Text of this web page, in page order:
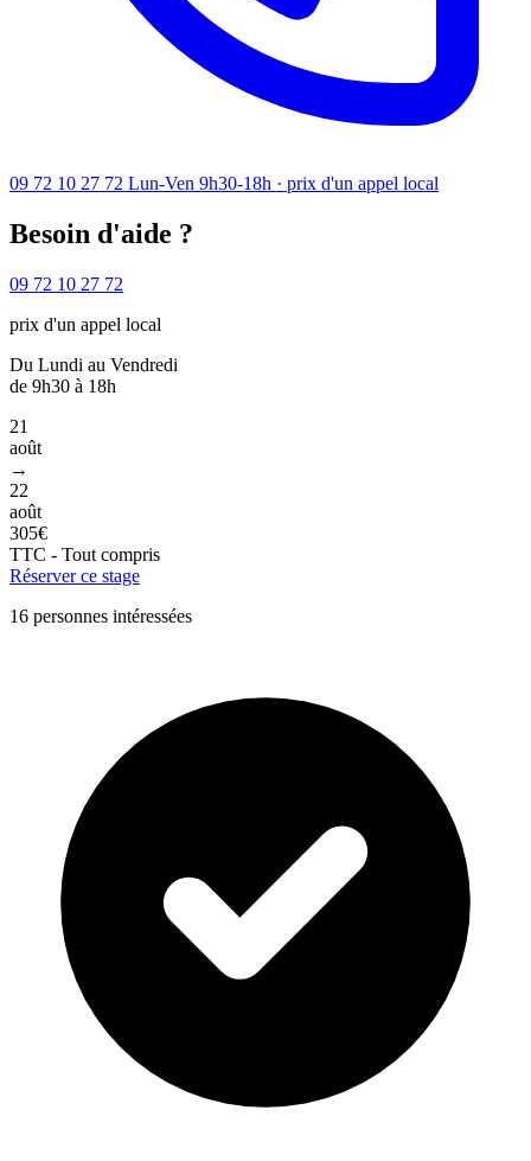
09 72 10 27 72 Lun-Ven 9h30-18h · prix d'un appel local
Besoin d'aide ?
09 72 10 27 72
prix d'un appel local
Du Lundi au Vendredi
de 9h30 à 18h
21
août
→
22
août
305€
TTC - Tout compris
Réserver ce stage
16 personnes intéressées